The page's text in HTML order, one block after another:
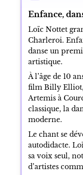
Enfance,
Loïc Nottet
Charleroi.
danse un
artistique.
À l’âge de 10
film Billy Elliot,
Artemis à
classique, la
moderne.
Le chant se
autodidacte.
sa voix seul,
d’artistes